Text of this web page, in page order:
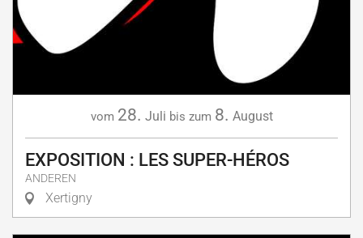
vom 28. Juli bis zum 8. August
EXPOSITION : LES SUPER-HÉROS
ANDEREN
Xertigny